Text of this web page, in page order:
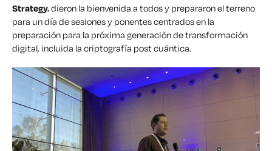
Strategy.dieron la bienvenida a todos y prepararon el terreno
para un día de sesiones y ponentes centrados en la
preparación para la próxima generación de transformación
digital, incluida la criptografía post cuántica.